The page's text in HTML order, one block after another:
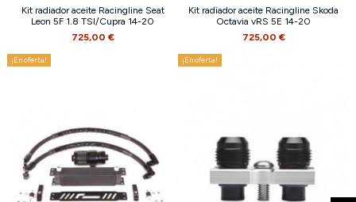
Kit radiador aceite Racingline Seat
Leon 5F 1.8 TSI/Cupra 14-20
725,00 €
Kit radiador aceite Racingline Skoda
Octavia vRS 5E 14-20
725,00 €
¡En oferta! ¡En oferta!